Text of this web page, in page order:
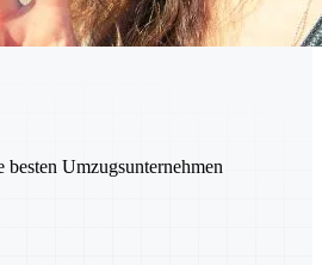
Umzugsunternehmen